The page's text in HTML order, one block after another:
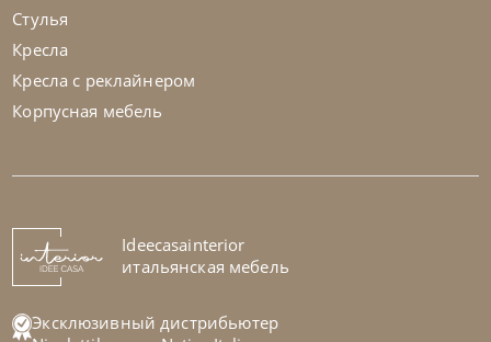
Диван Megan
На заказ 45-90 дн +1 в наличии
Стулья
Кресла
Кресла с реклайнером
Корпусная мебель
Ideecasainterior
итальянская мебель
Эксклюзивный дистрибьютер